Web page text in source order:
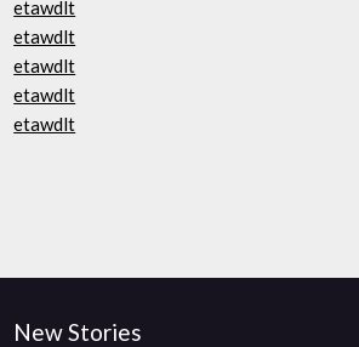
etawdlt
etawdlt
etawdlt
etawdlt
etawdlt
New Stories